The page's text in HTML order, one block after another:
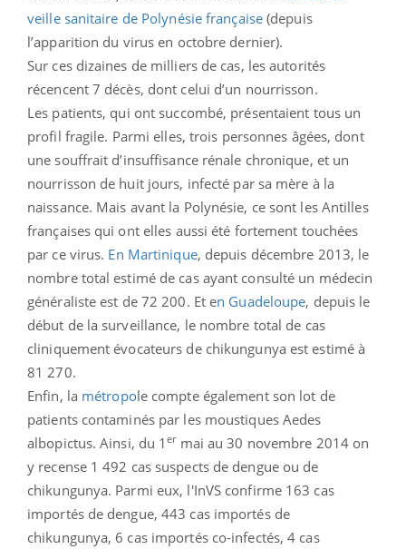
veille sanitaire de Polynésie française(depuis
l’apparition du virus en octobre dernier).
Sur ces dizaines de milliers de cas, les autorités
récencent 7 décès, dont celui d’un nourrisson.
Les patients, qui ont succombé, présentaient tous un
profil fragile. Parmi elles, trois personnes âgées, dont
une souffrait d’insuffisance rénale chronique, et un
nourrisson de huit jours, infecté par sa mère à la
naissance. Mais avant la Polynésie, ce sont les Antilles
françaises qui ont elles aussi été fortement touchées
par ce virus. En Martinique, depuis décembre 2013, le
nombre total estimé de cas ayant consulté un médecin
généraliste est de 72 200. Et en Guadeloupe, depuis le
début de la surveillance, le nombre total de cas
cliniquement évocateurs de chikungunya est estimé à
81 270.
Enfin, la métropole compte également son lot de
patients contaminés par les moustiques Aedes
albopictus. Ainsi, du 1ermai au 30 novembre 2014 on
y recense 1 492 cas suspects de dengue ou de
chikungunya. Parmi eux, l'InVS confirme 163 cas
importés de dengue, 443 cas importés de
chikungunya, 6 cas importés co-infectés, 4 cas